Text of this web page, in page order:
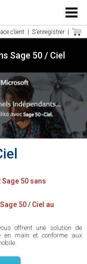
Menu
client S'enregistrer
Sage 50 / Ciel
50 sans
50 / Ciel au
offrent une solution de
main et conforme aux